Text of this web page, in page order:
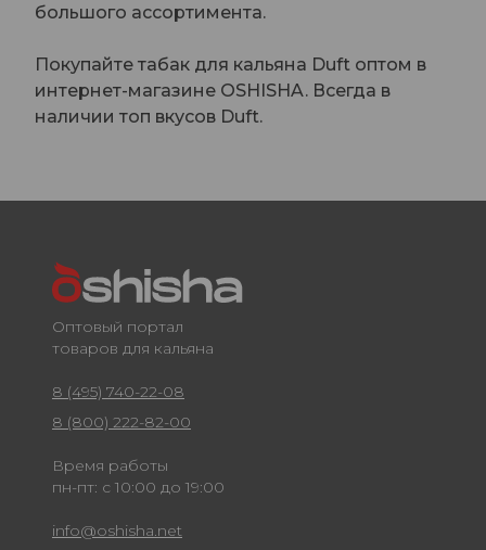
большого ассортимента.
Покупайте табак для кальяна Duft оптом в
интернет-магазине OSHISHA. Всегда в
наличии топ вкусов Duft.
Оптовый портал
товаров для кальяна
8 (495) 740-22-08
8 (800) 222-82-00
Время работы
пн-пт: с 10:00 до 19:00
info@oshisha.net